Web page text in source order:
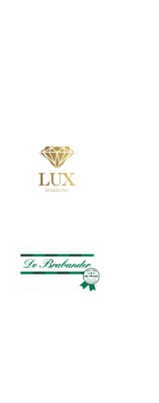
Afbeelding
Afbeelding